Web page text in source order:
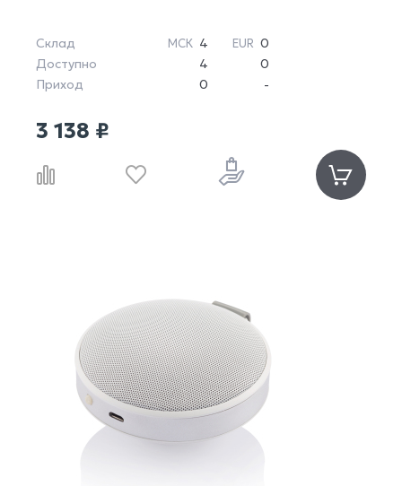
Склад МСК 4 EUR 0
Доступно
4
0
Приход
0 -
3 138 ₽